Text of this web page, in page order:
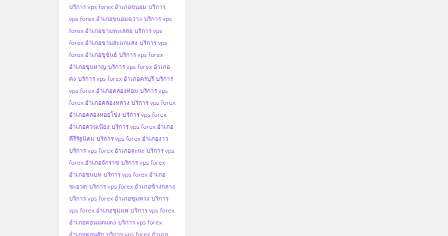
บริการ vps forex อำเภอขนอม บริการ
vps forex อำเภอขนอมฉวาง บริการ vps
forex อำเภอขามทะเลสอ บริการ vps
forex อำเภอขามสะแกแสง บริการ vps
forex อำเภอขุขันธ์ บริการ vps forex
อำเภอขุนหาญ บริการ vps forex อำเภอ
คง บริการ vps forex อำเภอครบุรี บริการ
vps forex อำเภอคลองท่อม บริการ vps
forex อำเภอคลองหลวง บริการ vps forex
อำเภอคลองหอยโข่ง บริการ vps forex
อำเภอควนเนียง บริการ vps forex อำเภอ
คีรีรัฐนิคม บริการ vps forex อำเภองาว
บริการ vps forex อำเภอจะนะ บริการ vps
forex อำเภอจักราช บริการ vps forex
อำเภอชนบท บริการ vps forex อำเภอ
ชะอวด บริการ vps forex อำเภอช้างกลาง
บริการ vps forex อำเภอชุมพวง บริการ
vps forex อำเภอชุมแพ บริการ vps forex
อำเภอดอนมดแดง บริการ vps forex
อำเภอดอนสัก บริการ vps forex อำเภอ